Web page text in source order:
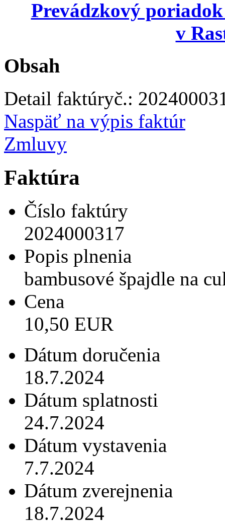
Prevádzkový
v
Obsah
Detail faktúryč.:
Naspäť na výpis faktúr
Zmluvy
Faktúra
Číslo faktúry
2024000317
Popis plnenia
bambusové špajdle na
Cena
10,50 EUR
Dátum doručenia
18.7.2024
Dátum splatnosti
24.7.2024
Dátum vystavenia
7.7.2024
Dátum zverejnenia
18.7.2024